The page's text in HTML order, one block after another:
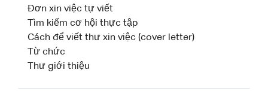
Đơn xin việc tự viết
Tìm kiếm cơ hội thực tập
Cách để viết thư xin việc (cover letter)
Từ chức
Thư giới thiệu